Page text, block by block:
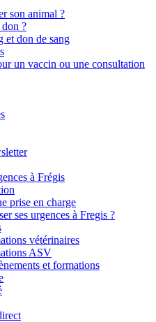
son animal ?
?
et don de sang
un vaccin ou une consultation
à Frégis
prise en charge
ses urgences à Fregis ?
vétérinaires
ASV
et formations